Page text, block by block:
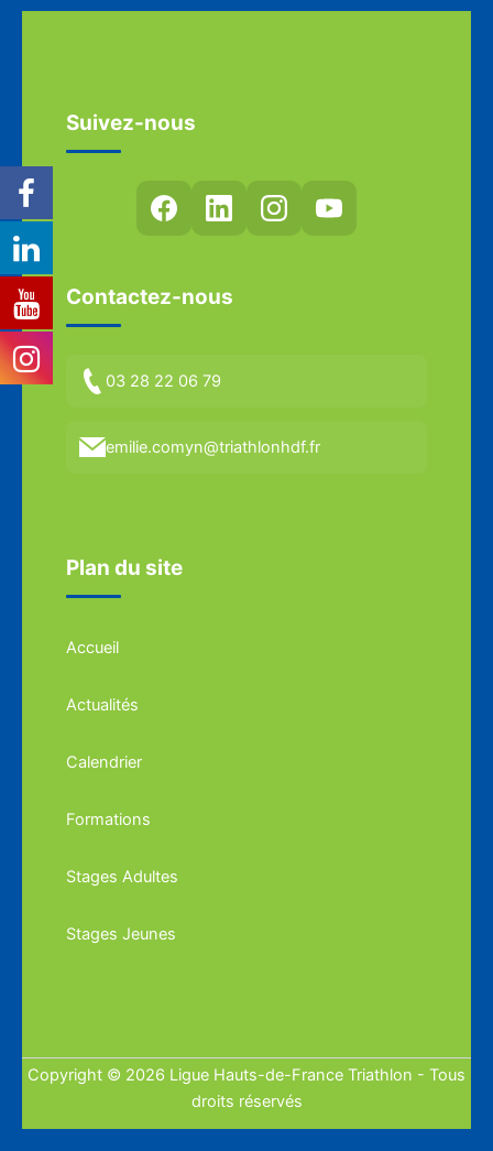
Suivez-nous
Contactez-nous
03 28 22 06 79
emilie.comyn@triathlonhdf.fr
Plan du site
Accueil
Actualités
Calendrier
Formations
Stages Adultes
Stages Jeunes
Copyright © 2026 Ligue Hauts-de-France Triathlon - Tous
droits réservés